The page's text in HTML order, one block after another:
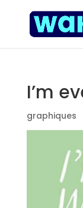
I’m
graphiques